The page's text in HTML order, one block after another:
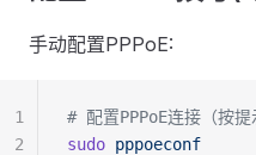
手动配置PPPoE:
# 配置PPPoE连接（按提
sudo pppoeconf
1
2